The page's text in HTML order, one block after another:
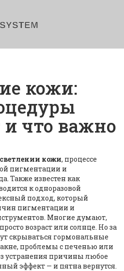
кожи:
и что важно
кожи, процессе
пигментации и
. Также известен как
к одноразовой
подход, который
пигментации и
Многие думают,
возраст или солнце. Но за
скрываться гормональные
акне, проблемы с печенью или
устранения причины любое
эффект — и пятна вернутся.